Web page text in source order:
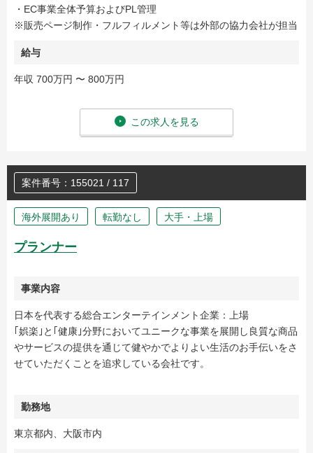
・EC事業全体予算およびPL管理
※販売ページ制作・フルフィルメント等は外部の協力会社が担当
給与
年収 700万円 〜 800万円
この求人を見る
案件番号：155021 / 117
海外展開あり 転勤なし 大手・上場
プランナー
事業内容
日本を代表する総合エンターテインメント企業：上場
｢娯楽｣と｢健康｣分野においてユニークな事業を展開し良質な商品
やサービスの提供を通じて健やかでよりよい生活のお手伝いをさ
せていただくことを追求している会社です。
勤務地
東京都内、大阪市内